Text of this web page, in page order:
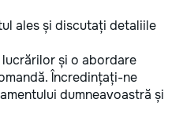
ales și discutați detaliile
și o abordare
Încredințați-ne
dumneavoastră și